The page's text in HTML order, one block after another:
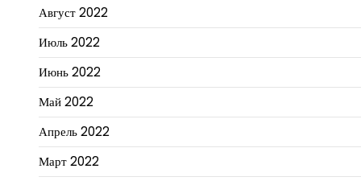
Август 2022
Июль 2022
Июнь 2022
Май 2022
Апрель 2022
Март 2022